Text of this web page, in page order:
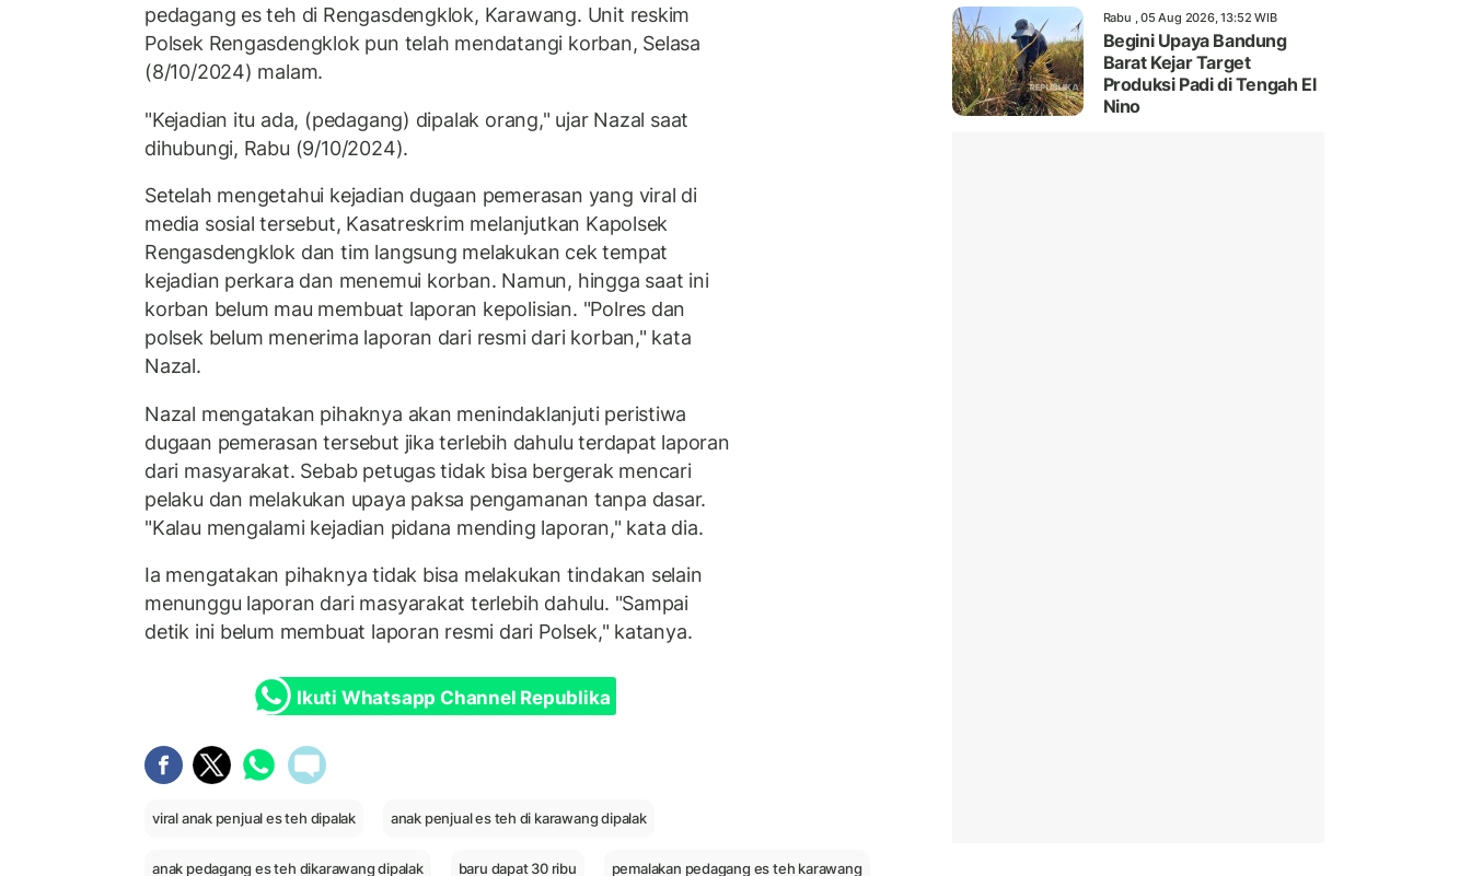
pedagang es teh di Rengasdengklok, Karawang. Unit reskim
Polsek Rengasdengklok pun telah mendatangi korban, Selasa
(8/10/2024) malam.
"Kejadian itu ada, (pedagang) dipalak orang," ujar Nazal saat
dihubungi, Rabu (9/10/2024).
Setelah mengetahui kejadian dugaan pemerasan yang viral di
media sosial tersebut, Kasatreskrim melanjutkan Kapolsek
Rengasdengklok dan tim langsung melakukan cek tempat
kejadian perkara dan menemui korban. Namun, hingga saat ini
korban belum mau membuat laporan kepolisian. "Polres dan
polsek belum menerima laporan dari resmi dari korban," kata
Nazal.
Nazal mengatakan pihaknya akan menindaklanjuti peristiwa
dugaan pemerasan tersebut jika terlebih dahulu terdapat laporan
dari masyarakat. Sebab petugas tidak bisa bergerak mencari
pelaku dan melakukan upaya paksa pengamanan tanpa dasar.
"Kalau mengalami kejadian pidana mending laporan," kata dia.
Ia mengatakan pihaknya tidak bisa melakukan tindakan selain
menunggu laporan dari masyarakat terlebih dahulu. "Sampai
detik ini belum membuat laporan resmi dari Polsek," katanya.
Ikuti Whatsapp Channel Republika
viral anak penjual es teh dipalak anak penjual es teh di karawang dipalak
anak pedagang es teh dikarawang dipalak baru dapat 30 ribu pemalakan pedagang es teh karawang
Rabu , 05 Aug 2026, 13:52 WIB
Begini Upaya Bandung
Barat Kejar Target
Produksi Padi di Tengah El
Nino